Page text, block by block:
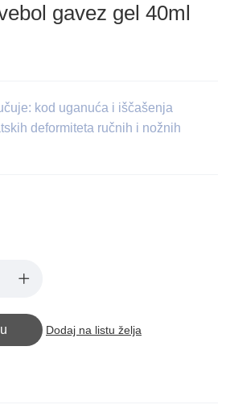
gavez gel 40ml
kod uganuća i iščašenja
deformiteta ručnih i nožnih
Dodaj na listu želja